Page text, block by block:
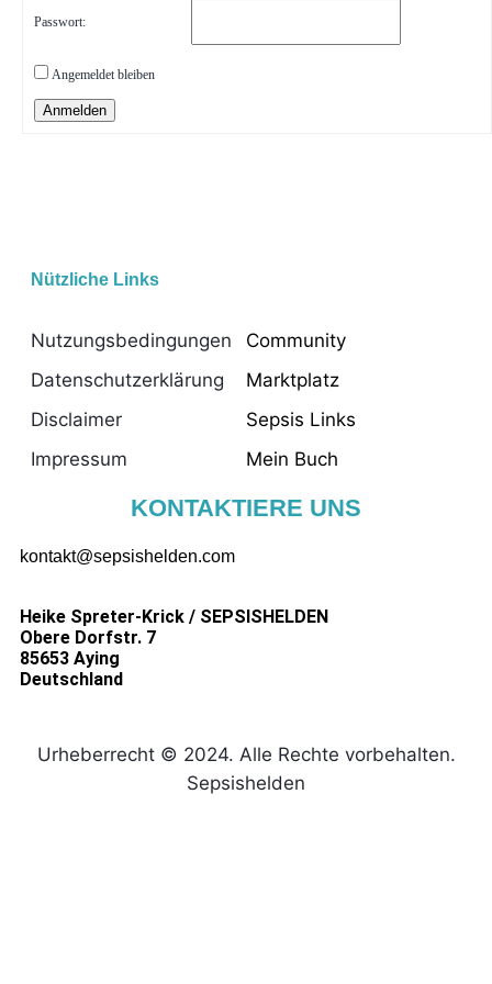
Passwort:
Angemeldet bleiben
Anmelden
Nützliche Links
Nutzungsbedingungen
Datenschutzerklärung
Disclaimer
Impressum
Community
Marktplatz
Sepsis Links
Mein Buch
KONTAKTIERE UNS
kontakt@sepsishelden.com
Heike Spreter-Krick / SEPSISHELDEN
Obere Dorfstr. 7
85653 Aying
Deutschland
Urheberrecht © 2024. Alle Rechte vorbehalten.
Sepsishelden